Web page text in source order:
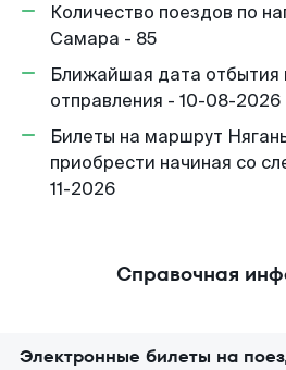
Количество поездов по
Самара - 85
Ближайшая дата отбытия
отправления - 10-08-2026
Билеты на маршрут
приобрести начиная со
11-2026
Справочная
Электронные билеты на